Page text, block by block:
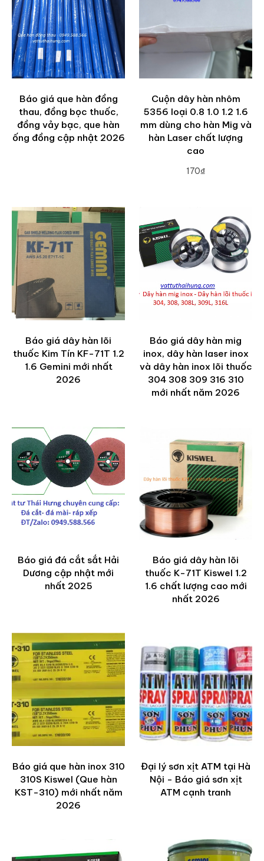
Báo giá que hàn đồng
thau, đồng bọc thuốc,
đồng vảy bạc, que hàn
ống đồng cập nhật 2026
Cuộn dây hàn nhôm
5356 loại 0.8 1.0 1.2 1.6
mm dùng cho hàn Mig và
hàn Laser chất lượng
cao
170₫
Báo giá dây hàn lõi
thuốc Kim Tín KF-71T 1.2
1.6 Gemini mới nhất
2026
Báo giá dây hàn mig
inox, dây hàn laser inox
và dây hàn inox lõi thuốc
304 308 309 316 310
mới nhất năm 2026
Báo giá đá cắt sắt Hải
Dương cập nhật mới
nhất 2025
Báo giá dây hàn lõi
thuốc K-71T Kiswel 1.2
1.6 chất lượng cao mới
nhất 2026
Báo giá que hàn inox 310
310S Kiswel (Que hàn
KST-310) mới nhất năm
2026
Đại lý sơn xịt ATM tại Hà
Nội - Báo giá sơn xịt
ATM cạnh tranh